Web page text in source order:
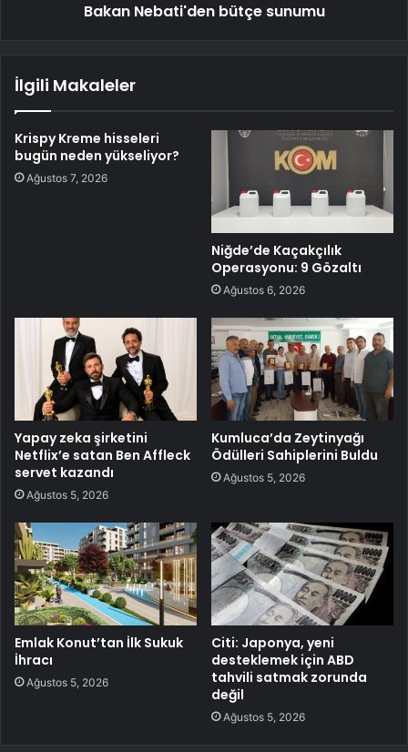
Bakan Nebati'den bütçe sunumu
İlgili Makaleler
Krispy Kreme hisseleri
bugün neden yükseliyor?
Ağustos 7, 2026
Niğde’de Kaçakçılık
Operasyonu: 9 Gözaltı
Ağustos 6, 2026
Yapay zeka şirketini
Netflix’e satan Ben Affleck
servet kazandı
Ağustos 5, 2026
Kumluca’da Zeytinyağı
Ödülleri Sahiplerini Buldu
Ağustos 5, 2026
Emlak Konut’tan İlk Sukuk
İhracı
Ağustos 5, 2026
Citi: Japonya, yeni
desteklemek için ABD
tahvili satmak zorunda
değil
Ağustos 5, 2026